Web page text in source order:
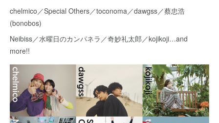
chelmico／Special Others／toconoma／dawgss／蔡忠浩
(bonobos)
Neibiss／水曜日のカンパネラ／奇妙礼太郎／kojikoji…and
more!!